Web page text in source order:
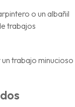
o un albañil
trabajos
trabajo minucioso